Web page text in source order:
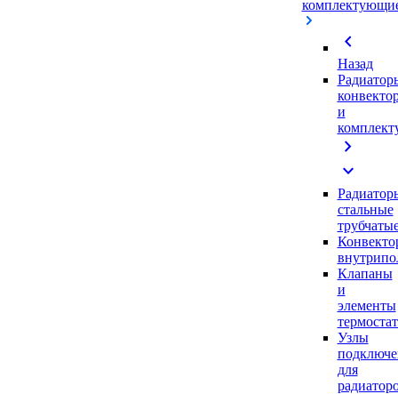
chevron_left
Назад
и
chevron_right
expand_more
стальные
Клапаны
и
элементы
Узлы
для